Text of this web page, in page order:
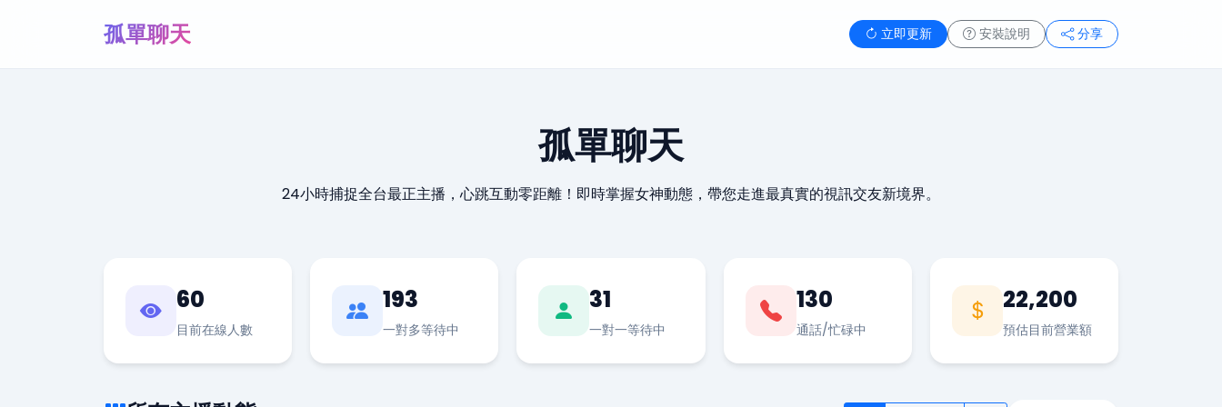
孤單聊天 立即更新 安裝說明 分享
孤單聊天
24小時捕捉全台最正主播，心跳互動零距離！即時掌握女神動態，帶您走進最真實的視訊交友新境界。
60
目前在線人數
193
一對多等待中
31
一對一等待中
130
通話/忙碌中
22,200
預估目前營業額